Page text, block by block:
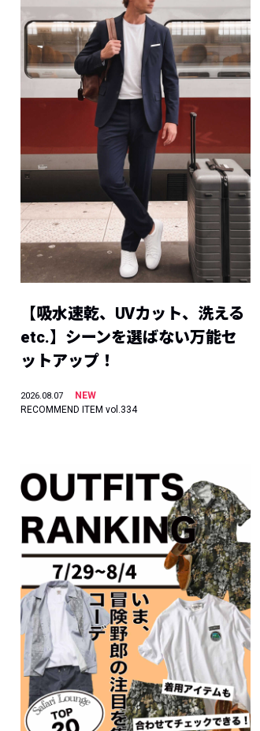
【吸水速乾、UVカット、洗える
etc.】シーンを選ばない万能セ
ットアップ！
2026.08.07
NEW
RECOMMEND ITEM vol.334